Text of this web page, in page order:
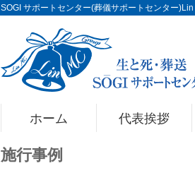
SOGI サポートセンター(葬儀サポートセンター
ホーム 代表挨拶
施行事例